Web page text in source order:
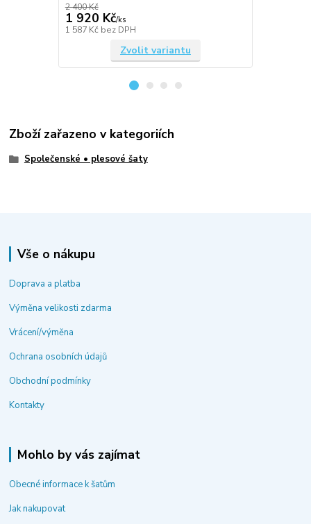
2 400 Kč
1 920 Kč/ks
1 587 Kč bez DPH
Zvolit variantu
Zboží zařazeno v kategoriích
Společenské • plesové šaty
Vše o nákupu
Doprava a platba
Výměna velikosti zdarma
Vrácení/výměna
Ochrana osobních údajů
Obchodní podmínky
Kontakty
Mohlo by vás zajímat
Obecné informace k šatům
Jak nakupovat